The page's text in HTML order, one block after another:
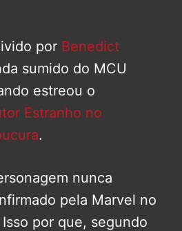
por Benedict
sumido do MCU
estreou o
Estranho no
.
nunca
pela Marvel no
por que, segundo